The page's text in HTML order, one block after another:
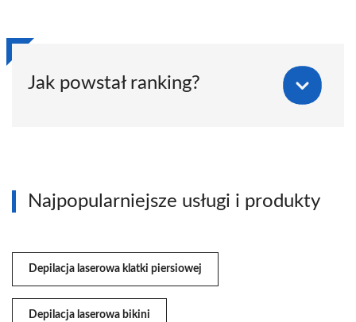
Jak powstał ranking?
Najpopularniejsze usługi i produkty
Depilacja laserowa klatki piersiowej
Depilacja laserowa bikini